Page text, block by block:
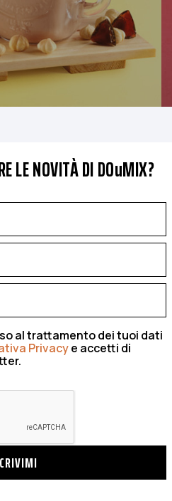
LE NOVITÀ DI DOuMIX?
al trattamento dei tuoi dati
Privacye accetti di